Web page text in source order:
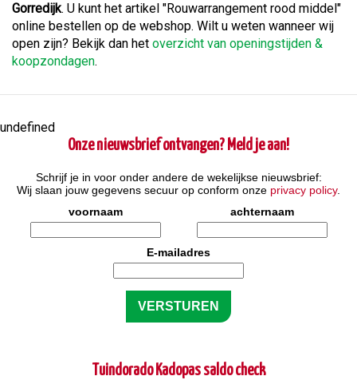
Gorredijk. U kunt het artikel "Rouwarrangement rood middel"
online bestellen op de webshop. Wilt u weten wanneer wij
open zijn? Bekijk dan het overzicht van openingstijden &
koopzondagen.
undefined
Onze nieuwsbrief ontvangen? Meld je aan!
Schrijf je in voor onder andere de wekelijkse nieuwsbrief:
Wij slaan jouw gegevens secuur op conform onze privacy policy.
voornaam
achternaam
E-mailadres
Tuindorado Kadopas saldo check